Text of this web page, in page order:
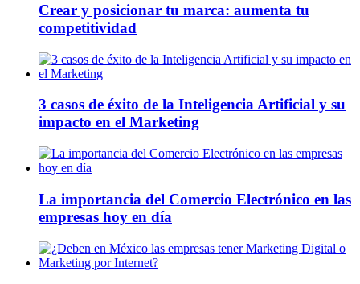
Crear y posicionar tu marca: aumenta tu
competitividad
3 casos de éxito de la Inteligencia Artificial y su
impacto en el Marketing
La importancia del Comercio Electrónico en las
empresas hoy en día